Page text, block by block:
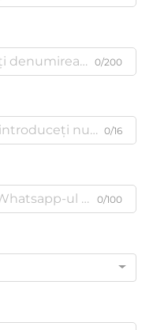
0/200
0/16
0/100